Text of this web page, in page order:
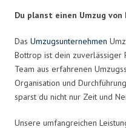
Du planst einen Umzug
Das Umzugsunternehmen
Bottrop ist dein zuverlässiger
Team aus erfahrenen
Organisation und
sparst du nicht nur Zeit und
Unsere umfangreichen